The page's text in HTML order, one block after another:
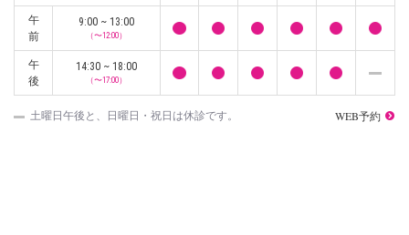
午
前
9:00 ~ 13:00
（〜12:00）
午
後
14:30 ~ 18:00
（〜17:00）
土曜日午後と、日曜日・祝日は休診です。 WEB予約